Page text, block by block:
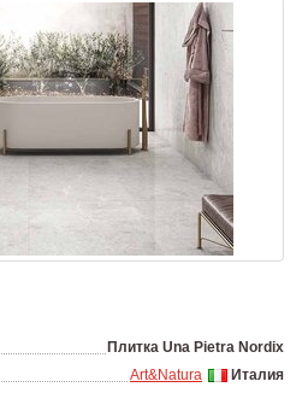
Плитка Una Pietra Nordix
Италия
Art&Natura